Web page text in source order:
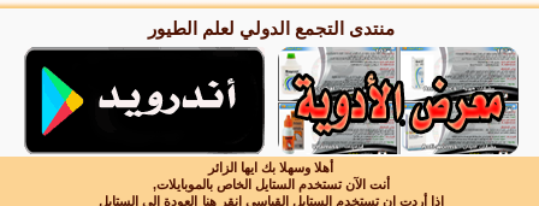
منتدى التجمع الدولي لعلم الطيور
أهلا وسهلا بك ايها الزائر
أنت الآن تستخدم الستايل الخاص بالموبايلات,
اذا أردت ان تستخدم الستايل القياسي انقر هناالعودة الى الستايل